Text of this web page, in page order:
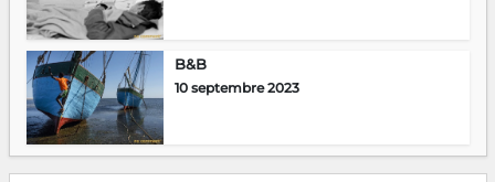
B&B
10 septembre 2023